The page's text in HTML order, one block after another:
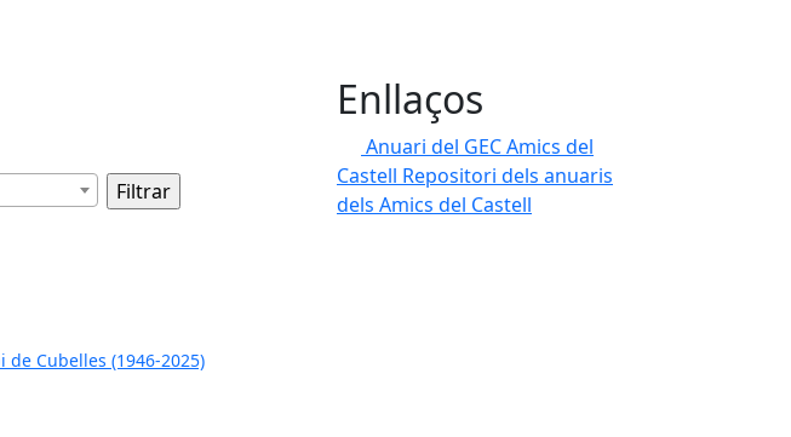
Enllaços
Anuari del GEC Amics del
Castell Repositori dels anuaris
dels Amics del Castell